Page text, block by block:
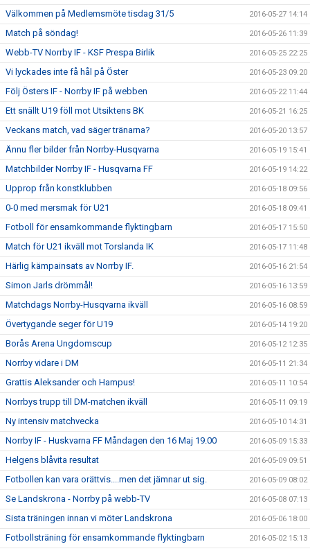
Välkommen på Medlemsmöte tisdag 31/5 2016-05-27 14:14
Match på söndag! 2016-05-26 11:39
Webb-TV Norrby IF - KSF Prespa Birlik 2016-05-25 22:25
Vi lyckades inte få hål på Öster 2016-05-23 09:20
Följ Östers IF - Norrby IF på webben 2016-05-22 11:44
Ett snällt U19 föll mot Utsiktens BK 2016-05-21 16:25
Veckans match, vad säger tränarna? 2016-05-20 13:57
Ännu fler bilder från Norrby-Husqvarna 2016-05-19 15:41
Matchbilder Norrby IF - Husqvarna FF 2016-05-19 14:22
Upprop från konstklubben 2016-05-18 09:56
0-0 med mersmak för U21 2016-05-18 09:41
Fotboll för ensamkommande flyktingbarn 2016-05-17 15:50
Match för U21 ikväll mot Torslanda IK 2016-05-17 11:48
Härlig kämpainsats av Norrby IF. 2016-05-16 21:54
Simon Jarls drömmål! 2016-05-16 13:59
Matchdags Norrby-Husqvarna ikväll 2016-05-16 08:59
Övertygande seger för U19 2016-05-14 19:20
Borås Arena Ungdomscup 2016-05-12 12:35
Norrby vidare i DM 2016-05-11 21:34
Grattis Aleksander och Hampus! 2016-05-11 10:54
Norrbys trupp till DM-matchen ikväll 2016-05-11 09:19
Ny intensiv matchvecka 2016-05-10 14:31
Norrby IF - Huskvarna FF Måndagen den 16 Maj 19.00 2016-05-09 15:33
Helgens blåvita resultat 2016-05-09 09:51
Fotbollen kan vara orättvis....men det jämnar ut sig. 2016-05-09 08:02
Se Landskrona - Norrby på webb-TV 2016-05-08 07:13
Sista träningen innan vi möter Landskrona 2016-05-06 18:00
Fotbollsträning för ensamkommande flyktingbarn 2016-05-02 15:13